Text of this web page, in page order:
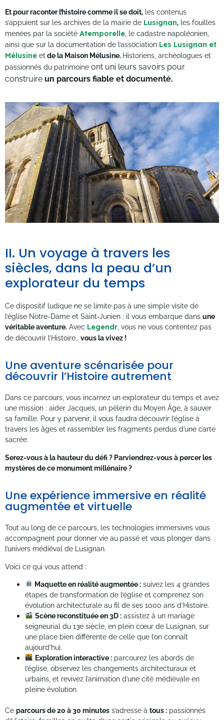
Et pour raconter l’histoire comme il se doit, les contenus
s’appuient sur les archives de la mairie de Lusignan, les fouilles
menées par la société Atemporelle , le cadastre napoléonien,
ainsi que sur la documentation de l’association Les Lusignan et
Mélusine et de la Maison Mélusine. Historiens, archéologues et
passionnés du patrimoine ont uni leurs savoirs pour
construire un parcours fiable et documenté.
II. Un voyage à travers les
siècles, dans la peau d’un
explorateur du temps
Ce dispositif ludique ne se limite pas à une simple visite de
l’église Notre-Dame et Saint-Junien : il vous embarque dans une
véritable aventure. Avec Legendr , vous ne vous contentez pas
de découvrir l’Histoire… vous la vivez !
Une aventure scénarisée pour
découvrir l’Histoire autrement
Dans ce parcours, vous incarnez un explorateur du temps et avez
une mission : aider Jacques, un pèlerin du Moyen Âge, à sauver
sa famille. Pour y parvenir, il vous faudra découvrir l’église à
travers les âges et rassembler les fragments perdus d’une carte
sacrée.
Serez-vous à la hauteur du défi ? Parviendrez-vous à percer les
mystères de ce monument millénaire ?
Une expérience immersive en réalité
augmentée et virtuelle
Tout au long de ce parcours, les technologies immersives vous
accompagnent pour donner vie au passé et vous plonger dans
l’univers médiéval de Lusignan.
Voici ce qui vous attend :
Maquette en réalité augmentée : suivez les 4 grandes
étapes de transformation de l’église et comprenez son
évolution architecturale au fil de ses 1000 ans d’Histoire.
Scène reconstituée en 3D : assistez à un mariage
seigneurial du 13e siècle, en plein cœur de Lusignan, sur
une place bien différente de celle que l’on connaît
aujourd’hui.
Exploration interactive : parcourez les abords de
l’église, observez les changements architecturaux et
urbains, et revivez l’animation d’une cité médiévale en
pleine évolution.
Ce parcours de 20 à 30 minutes s’adresse à tous : passionnés